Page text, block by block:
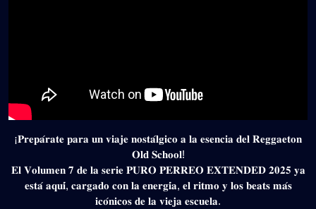
¡𝐏𝐫𝐞𝐩𝐚́𝐫𝐚𝐭𝐞 𝐩𝐚𝐫𝐚 𝐮𝐧 𝐯𝐢𝐚𝐣𝐞 𝐧𝐨𝐬𝐭𝐚́𝐥𝐠𝐢𝐜𝐨 𝐚 𝐥𝐚 𝐞𝐬𝐞𝐧𝐜𝐢𝐚 𝐝𝐞𝐥 𝐑𝐞𝐠𝐠𝐚𝐞𝐭𝐨𝐧
𝐎𝐥𝐝 𝐒𝐜𝐡𝐨𝐨𝐥!
𝐄𝐥 𝐕𝐨𝐥𝐮𝐦𝐞𝐧 𝟕 𝐝𝐞 𝐥𝐚 𝐬𝐞𝐫𝐢𝐞 𝐏𝐔𝐑𝐎 𝐏𝐄𝐑𝐑𝐄𝐎 𝐄𝐗𝐓𝐄𝐍𝐃𝐄𝐃 𝟐𝟎𝟐𝟓 𝐲𝐚
𝐞𝐬𝐭𝐚́ 𝐚𝐪𝐮𝐢́, 𝐜𝐚𝐫𝐠𝐚𝐝𝐨 𝐜𝐨𝐧 𝐥𝐚 𝐞𝐧𝐞𝐫𝐠𝐢́𝐚, 𝐞𝐥 𝐫𝐢𝐭𝐦𝐨 𝐲 𝐥𝐨𝐬 𝐛𝐞𝐚𝐭𝐬 𝐦𝐚́𝐬
𝐢𝐜𝐨́𝐧𝐢𝐜𝐨𝐬 𝐝𝐞 𝐥𝐚 𝐯𝐢𝐞𝐣𝐚 𝐞𝐬𝐜𝐮𝐞𝐥𝐚.